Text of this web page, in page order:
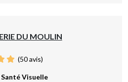
DU MOULIN
(50avis)
Visuelle